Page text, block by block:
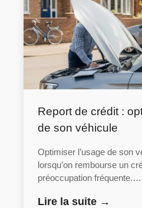
Report de crédit :
de son véhicule
Optimiser l’usage de son
lorsqu’on rembourse un
préoccupation fréquente.…
Lire la suite →